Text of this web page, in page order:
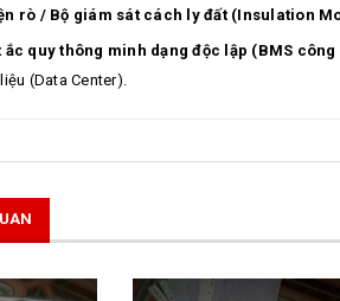
rò / Bộ giám sát cách ly đất (Insulation
ắc quy thông minh dạng độc lập (BMS
(Data Center).